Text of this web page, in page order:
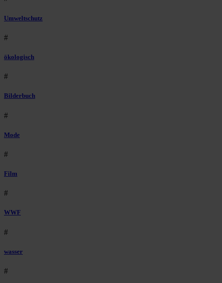
Umweltschutz
#
ökologisch
#
Bilderbuch
#
Mode
#
Film
#
WWF
#
wasser
#